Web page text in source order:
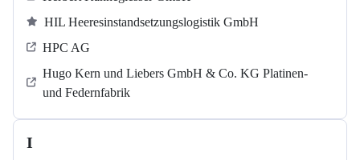
HIL Heeresinstandsetzungslogistik GmbH
HPC AG
Hugo Kern und Liebers GmbH & Co. KG Platinen-
und Federnfabrik
I